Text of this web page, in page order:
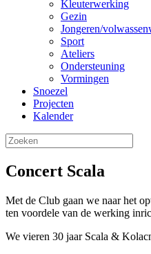
Kleuterwerking
Gezin
Jongeren/
Sport
Ateliers
Ondersteuning
Vormingen
Snoezel
Projecten
Kalender
Concert Scala
Met de Club gaan we naar het
ten voordele van de werking
We vieren 30 jaar Scala &